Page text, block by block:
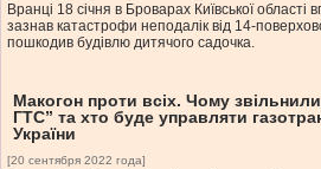
Вранці 18 січня в Броварах Київської
зазнав катастрофи неподалік від 14-
пошкодив будівлю дитячого садочка.
Макогон проти всіх. Чому
ГТС” та хто буде управляти
України
[20 сентября 2022 года]